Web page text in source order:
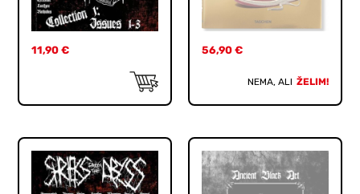
11,90€ 56,90 €
NEMA, ALI ŽELIM!